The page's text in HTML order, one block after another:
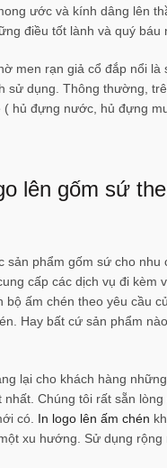
ước và kính dâng lên
điều tốt lành và quý báu
men rạn giả cổ đắp nổi là
sử dụng. Thông thường,
hủ đựng nước, hủ đựng
lên gốm sứ
sản phẩm gốm sứ cho nhu
cấp các dịch vụ đi kèm
bộ ấm chén theo yêu cầu
Hay bất cứ sản phẩm
lại cho khách hàng
Chúng tôi rất sẵn lòng
có. In logo lên ấm chén
xu hướng. Sử dụng